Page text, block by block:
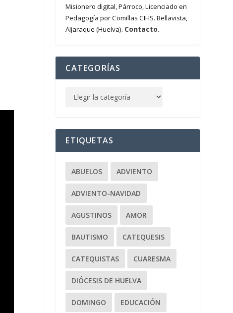
Misionero digital, Párroco, Licenciado en
Pedagogía por Comillas CIHS. Bellavista,
Aljaraque (Huelva). Contacto.
CATEGORÍAS
ETIQUETAS
ABUELOS ADVIENTO
ADVIENTO-NAVIDAD
AGUSTINOS AMOR
BAUTISMO CATEQUESIS
CATEQUISTAS CUARESMA
DIÓCESIS DE HUELVA
DOMINGO EDUCACIÓN